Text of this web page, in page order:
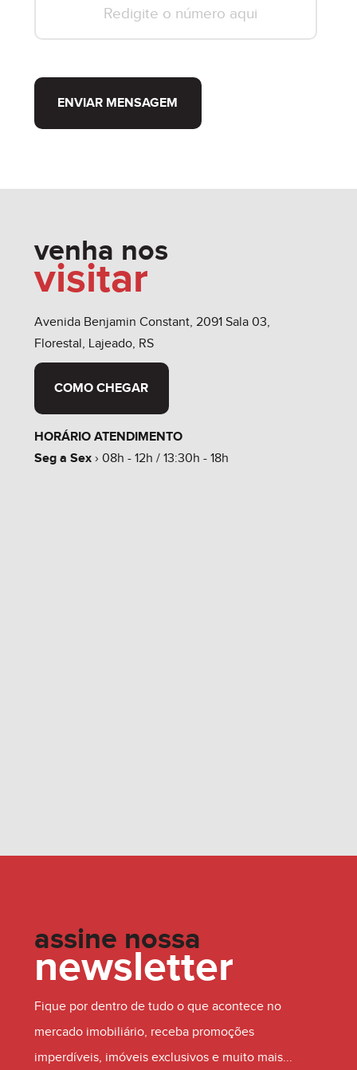
ENVIAR MENSAGEM
venha nos
visitar
Avenida Benjamin Constant, 2091 Sala 03,
Florestal, Lajeado, RS
COMO CHEGAR
HORÁRIO ATENDIMENTO
Seg a Sex› 08h - 12h / 13:30h - 18h
assine nossa
newsletter
Fique por dentro de tudo o que acontece no
mercado imobiliário, receba promoções
imperdíveis, imóveis exclusivos e muito mais...